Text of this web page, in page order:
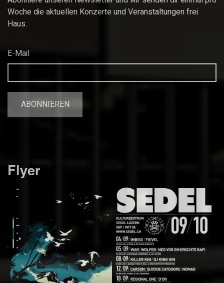
Woche die aktuellen Konzerte und Veranstaltungen frei
Haus.
E-Mail
Flyer